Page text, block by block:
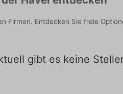
Firmen. Entdecken Sie freie
gibt es keine